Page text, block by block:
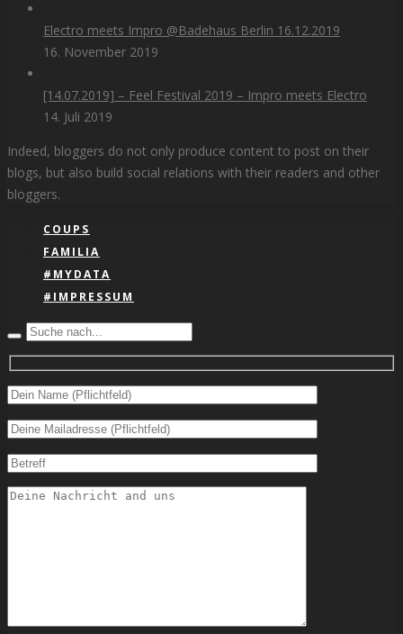
Electro meets Impro @Badehaus Berlin 16.12.2019
16. November 2019
[14.07.2019] – Feel Festival 2019 – Impro meets Electro
14. Juli 2019
Indeed, bloggers do not only produce content to post on their
blogs, but also build social relations with their readers and other
bloggers.
COUPS
FAMILIA
#MYDATA
#IMPRESSUM